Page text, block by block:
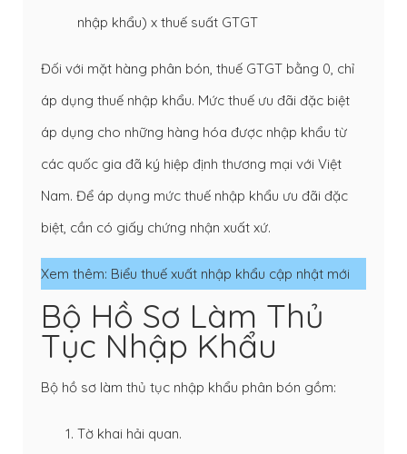
nhập khẩu) x thuế suất GTGT
Đối với mặt hàng phân bón, thuế GTGT bằng 0, chỉ
áp dụng thuế nhập khẩu. Mức thuế ưu đãi đặc biệt
áp dụng cho những hàng hóa được nhập khẩu từ
các quốc gia đã ký hiệp định thương mại với Việt
Nam. Để áp dụng mức thuế nhập khẩu ưu đãi đặc
biệt, cần có giấy chứng nhận xuất xứ.
Xem thêm: Biểu thuế xuất nhập khẩu cập nhật mới
Bộ Hồ Sơ Làm Thủ
Tục Nhập Khẩu
Bộ hồ sơ làm thủ tục nhập khẩu phân bón gồm:
Tờ khai hải quan.